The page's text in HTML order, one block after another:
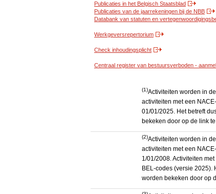
Publicaties in het Belgisch Staatsblad
Publicaties van de jaarrekeningen bij de NBB
Databank van statuten en
Werkgeversrepertorium
Check inhoudingsplicht
Centraal register van bestuursverboden -
(1)Activiteiten worden in
activiteiten met een
01/01/2025. Het betreft
bekeken door op de link
(2)Activiteiten worden in
activiteiten met een
1/01/2008. Activiteiten
BEL-codes (versie 2025).
worden bekeken door op